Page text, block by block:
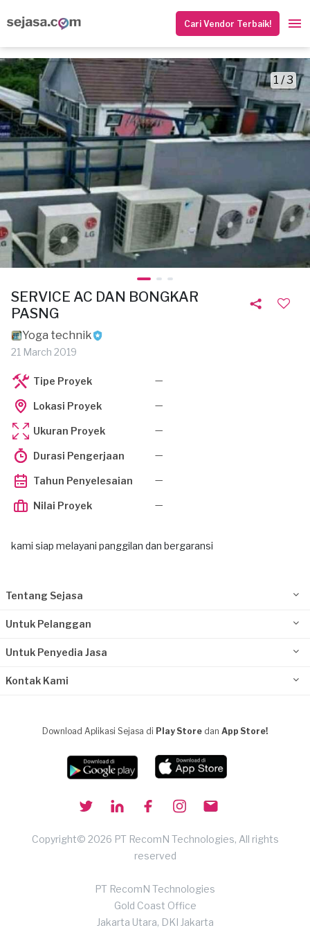
Cari Vendor Terbaik!
1 / 3
SERVICE AC DAN BONGKAR
PASNG
Yoga technik
21 March 2019
Tipe Proyek —
Lokasi Proyek —
Ukuran Proyek —
Durasi Pengerjaan —
Tahun Penyelesaian —
Nilai Proyek —
kami siap melayani panggilan dan bergaransi
Tentang Sejasa
Untuk Pelanggan
Untuk Penyedia Jasa
Kontak Kami
Download Aplikasi Sejasa di Play Store dan App Store!
Copyright© 2026 PT RecomN Technologies, All rights
reserved
PT RecomN Technologies
Gold Coast Office
Jakarta Utara, DKI Jakarta